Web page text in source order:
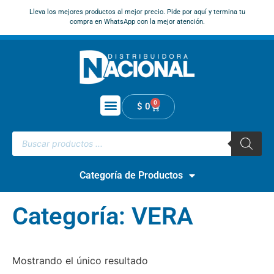
Lleva los mejores productos al mejor precio. Pide por aquí y termina tu
compra en WhatsApp con la mejor atención.
$ 0 0
Categoría de Productos
Categoría: VERA
Mostrando el único resultado